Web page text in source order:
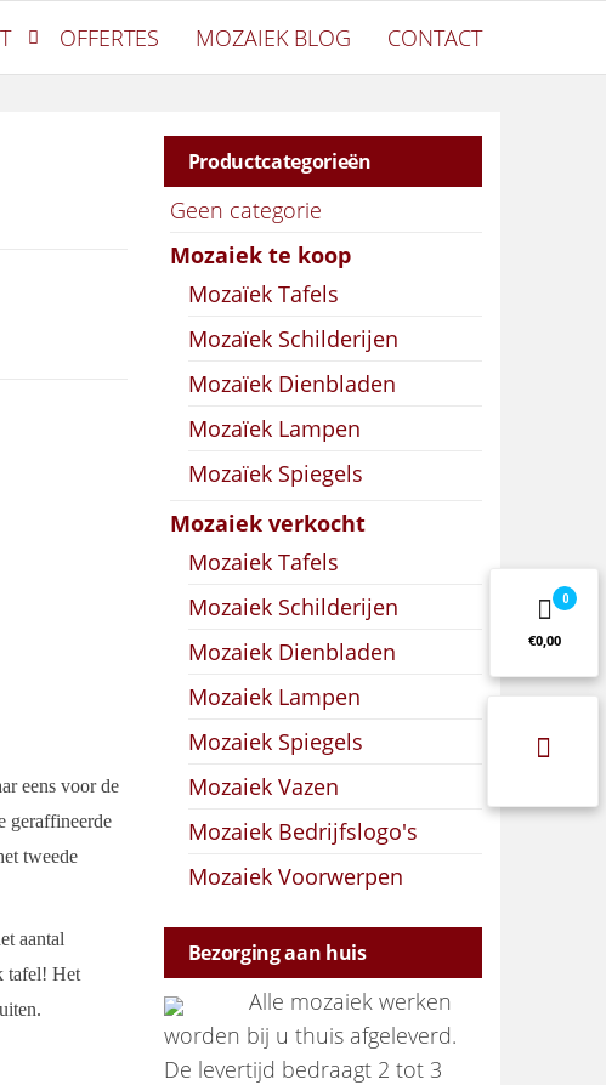
OFFERTES MOZAIEK BLOG CONTACT
eens voor de
geraffineerde
tweede
aantal
tafel! Het
Productcategorieën
Geen categorie
Mozaiek te koop
Mozaïek Tafels
Mozaïek Schilderijen
Mozaïek Dienbladen
Mozaïek Lampen
Mozaïek Spiegels
Mozaiek verkocht
Mozaiek Tafels
Mozaiek Schilderijen
Mozaiek Dienbladen
Mozaiek Lampen
Mozaiek Spiegels
Mozaiek Vazen
Mozaiek Bedrijfslogo's
Mozaiek Voorwerpen
Bezorging aan huis
Alle mozaiek werken
worden bij u thuis afgeleverd.
De levertijd bedraagt 2 tot 3
0
€0,00